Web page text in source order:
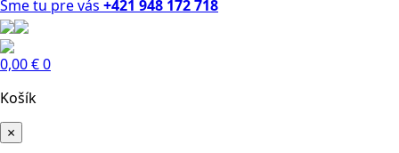
Sme tu pre vás +421 948 172 718
0,00€0
Košík
×